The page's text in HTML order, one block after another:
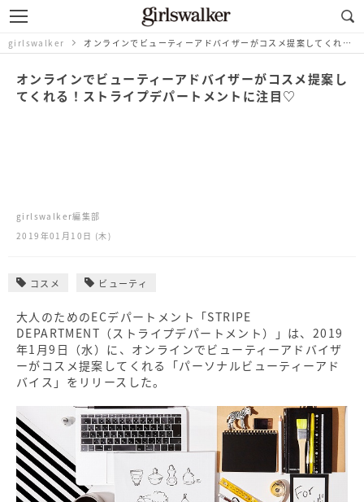
girlswalker オンラインでビューティーアドバイザーがコスメ提案してくれる！ストライプデパートメントに注目♡
オンラインでビューティーアドバイザーがコスメ提案し
てくれる！ストライプデパートメントに注目♡
girlswalker編集部
2019年01月10日 (木)
コスメ ビューティ
大人のためのECデパートメント「STRIPE
DEPARTMENT（ストライプデパートメント）」は、2019
年1月9日（水）に、オンラインでビューティーアドバイザ
ーがコスメ提案してくれる「パーソナルビューティーアド
バイス」をリリースした。